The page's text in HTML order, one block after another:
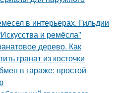
в интерьерах. Гильдии
и ремёсла”
дерево. Как
гранат из косточки
в гараже: простой